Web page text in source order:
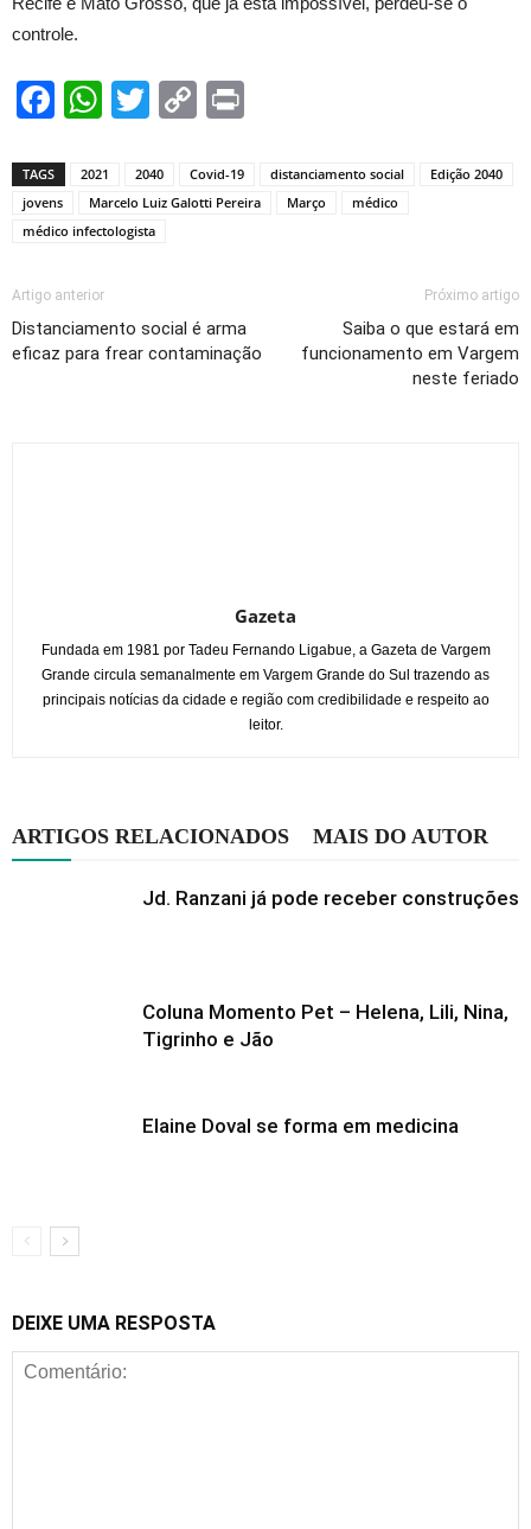
controle.
Facebook
WhatsApp
TwitterCopy
TAGS 2021 2040 Covid-19 distanciamento social
Edição 2040
jovens
Marcelo Luiz Galotti Pereira Março
médico
médico infectologista
Artigo anterior
Distanciamento social é arma
eficaz para frear contaminação
Próximo artigo
Saiba o que estará em
funcionamento em Vargem
neste feriado
Gazeta
Fundada em 1981 por Tadeu Fernando Ligabue, a Gazeta de Vargem
Grande circula semanalmente em Vargem Grande do Sul trazendo as
principais notícias da cidade e região com credibilidade e respeito ao
leitor.
ARTIGOS RELACIONADOS MAIS DO AUTOR
Jd. Ranzani já pode receber construções
Coluna Momento Pet – Helena, Lili, Nina,
Tigrinho e Jão
Elaine Doval se forma em medicina
DEIXE UMA RESPOSTA